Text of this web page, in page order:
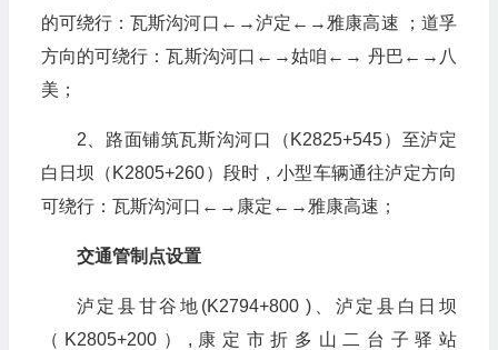
的可绕行：瓦斯沟河口←→泸定←→雅康高速 ；道孚
方向的可绕行：瓦斯沟河口←→姑咱←→ 丹巴←→八
美；
2、路面铺筑瓦斯沟河口（K2825+545）至泸定
白日坝（K2805+260）段时，小型车辆通往泸定方向
可绕行：瓦斯沟河口←→康定←→雅康高速；
交通管制点设置
泸定县甘谷地(K2794+800 )、泸定县白日坝
（K2805+200）,康定市折多山二台子驿站